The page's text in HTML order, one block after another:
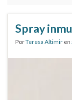
Spray
PorTeresa Altimir en